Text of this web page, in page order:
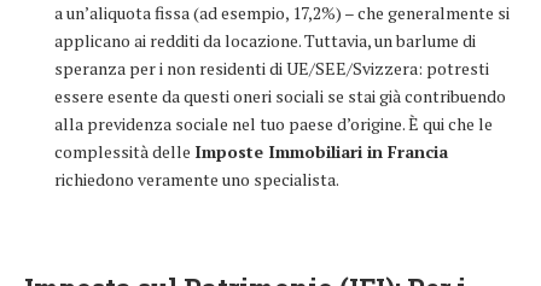
a un’aliquota fissa (ad esempio, 17,2%) – che generalmente si
applicano ai redditi da locazione. Tuttavia, un barlume di
speranza per i non residenti di UE/SEE/Svizzera: potresti
essere esente da questi oneri sociali se stai già contribuendo
alla previdenza sociale nel tuo paese d’origine. È qui che le
complessità delle Imposte Immobiliari in Francia
richiedono veramente uno specialista.